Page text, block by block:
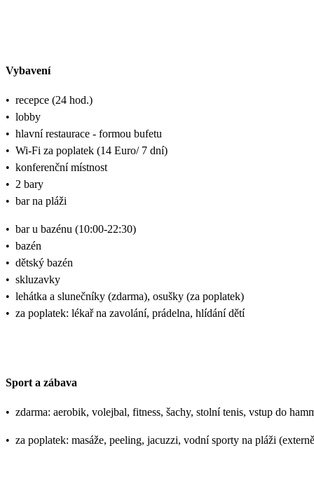
Vybavení
• recepce (24 hod.)
• lobby
• hlavní restaurace - formou bufetu
• Wi-Fi za poplatek (14 Euro/ 7 dní)
• konferenční místnost
• 2 bary
• bar na pláži
• bar u bazénu (10:00-22:30)
• bazén
• dětský bazén
• skluzavky
• lehátka a slunečníky (zdarma), osušky (za poplatek)
• za poplatek: lékař na zavolání, prádelna, hlídání dětí
Sport a zábava
• zdarma: aerobik, volejbal, fitness, šachy, stolní tenis, vstup do
• za poplatek: masáže, peeling, jacuzzi, vodní sporty na pláži